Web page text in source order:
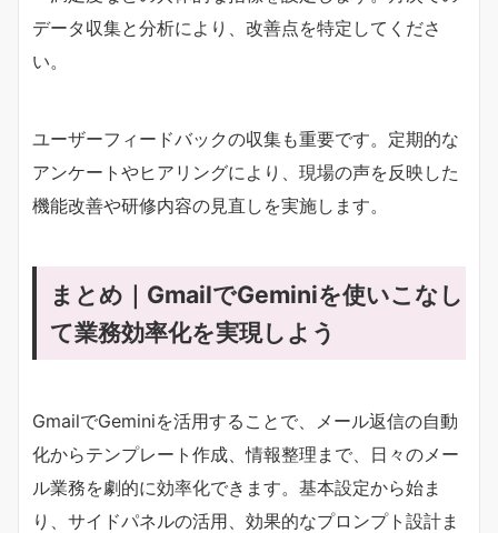
データ収集と分析により、改善点を特定してくださ
い。
ユーザーフィードバックの収集も重要です。定期的な
アンケートやヒアリングにより、現場の声を反映した
機能改善や研修内容の見直しを実施します。
まとめ｜GmailでGeminiを使いこなし
て業務効率化を実現しよう
GmailでGeminiを活用することで、メール返信の自動
化からテンプレート作成、情報整理まで、日々のメー
ル業務を劇的に効率化できます。基本設定から始ま
り、サイドパネルの活用、効果的なプロンプト設計ま